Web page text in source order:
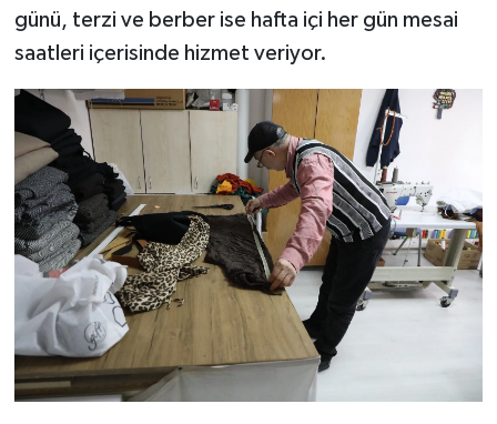
günü, terzi ve berber ise hafta içi her gün mesai
saatleri içerisinde hizmet veriyor.